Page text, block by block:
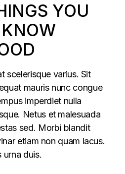
YOU
scelerisque varius. Sit
mauris nunc congue
imperdiet nulla
Netus et malesuada
sed. Morbi blandit
etiam non quam lacus.
urna duis.